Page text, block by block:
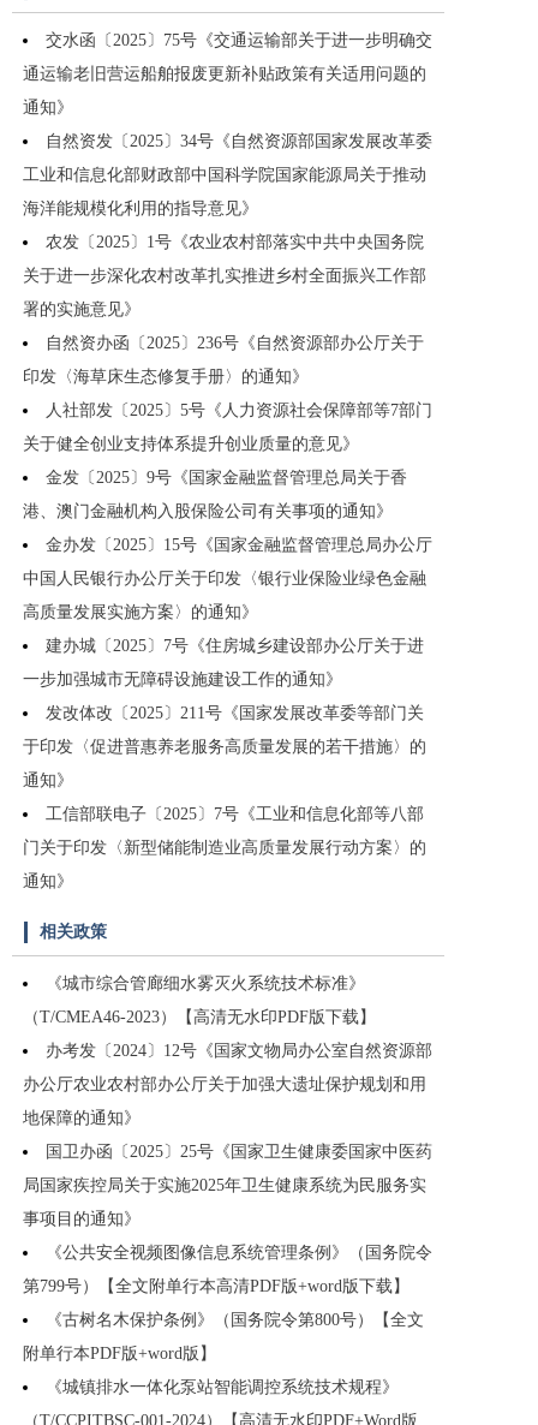
交水函〔2025〕75号《交通运输部关于进一步明确交
通运输老旧营运船舶报废更新补贴政策有关适用问题的
通知》
自然资发〔2025〕34号《自然资源部国家发展改革委
工业和信息化部财政部中国科学院国家能源局关于推动
海洋能规模化利用的指导意见》
农发〔2025〕1号《农业农村部落实中共中央国务院
关于进一步深化农村改革扎实推进乡村全面振兴工作部
署的实施意见》
自然资办函〔2025〕236号《自然资源部办公厅关于
印发〈海草床生态修复手册〉的通知》
人社部发〔2025〕5号《人力资源社会保障部等7部门
关于健全创业支持体系提升创业质量的意见》
金发〔2025〕9号《国家金融监督管理总局关于香
港、澳门金融机构入股保险公司有关事项的通知》
金办发〔2025〕15号《国家金融监督管理总局办公厅
中国人民银行办公厅关于印发〈银行业保险业绿色金融
高质量发展实施方案〉的通知》
建办城〔2025〕7号《住房城乡建设部办公厅关于进
一步加强城市无障碍设施建设工作的通知》
发改体改〔2025〕211号《国家发展改革委等部门关
于印发〈促进普惠养老服务高质量发展的若干措施〉的
通知》
工信部联电子〔2025〕7号《工业和信息化部等八部
门关于印发〈新型储能制造业高质量发展行动方案〉的
通知》
相关政策
《城市综合管廊细水雾灭火系统技术标准》
（T/CMEA46-2023）【高清无水印PDF版下载】
办考发〔2024〕12号《国家文物局办公室自然资源部
办公厅农业农村部办公厅关于加强大遗址保护规划和用
地保障的通知》
国卫办函〔2025〕25号《国家卫生健康委国家中医药
局国家疾控局关于实施2025年卫生健康系统为民服务实
事项目的通知》
《公共安全视频图像信息系统管理条例》（国务院令
第799号）【全文附单行本高清PDF版+word版下载】
《古树名木保护条例》（国务院令第800号）【全文
附单行本PDF版+word版】
《城镇排水一体化泵站智能调控系统技术规程》
（T/CCPITBSC-001-2024）【高清无水印PDF+Word版